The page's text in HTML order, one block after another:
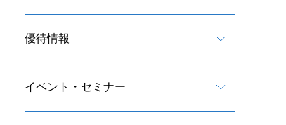
優待情報
イベント・セミナー